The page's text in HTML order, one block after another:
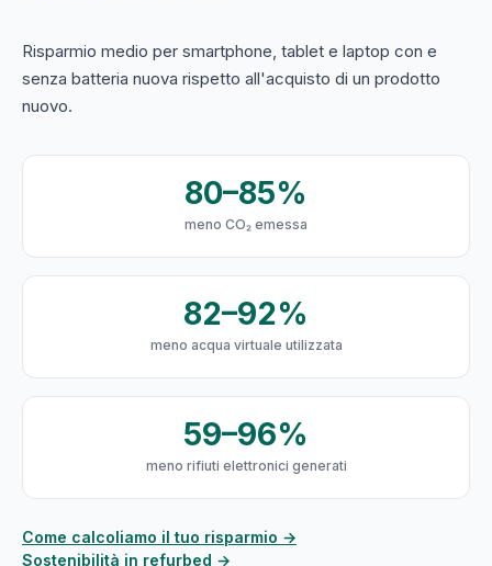
Risparmio medio per smartphone, tablet e laptop con e
senza batteria nuova rispetto all'acquisto di un prodotto
nuovo.
80–85%
meno CO₂ emessa
82–92%
meno acqua virtuale utilizzata
59–96%
meno rifiuti elettronici generati
Come calcoliamo il tuo risparmio →
Sostenibilità in refurbed →